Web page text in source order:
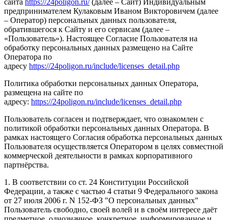
предпринимателем Кулаковым Иваном Викторовичем (далее
– Оператор) персональных данных пользователя,
обратившегося к Сайту и его сервисам (далее –
«Пользователь»). Настоящее Согласие Пользователя на
обработку персональных данных размещено на Сайте
Оператора по
адресу https://24poligon.ru/include/licenses_detail.php
Политика обработки персональных данных Оператора,
размещена на сайте по
адресу: https://24poligon.ru/include/licenses_detail.php
Пользователь согласен и подтверждает, что ознакомлен с
политикой обработки персональных данных Оператора. В
рамках настоящего Согласия обработка персональных данных
Пользователя осуществляется Оператором в целях совместной
коммерческой деятельности в рамках корпоративного
партнёрства.
1. В соответствии со ст. 24 Конституции Российской
Федерации, а также с частью 4 статьи 9 Федерального закона
от 27 июля 2006 г. N 152-ФЗ "О персональных данных"
Пользователь свободно, своей волей и в своём интересе даёт